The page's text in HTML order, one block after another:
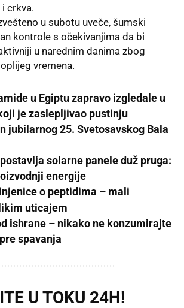
crkva.
u subotu uveče, šumski
kontrole s očekivanjima da bi
u narednim danima zbog
vremena.
u Egiptu zapravo izgledale u
je zaslepljivao pustinju
jubilarnog 25. Svetosavskog Bala
solarne panele duž pruga:
energije
o peptidima – mali
uticajem
ishrane – nikako ne konzumirajte
spavanja
U TOKU 24H!